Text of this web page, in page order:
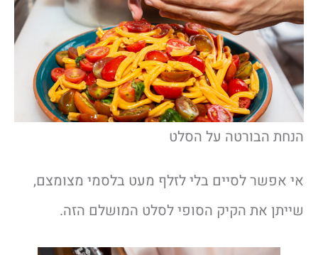
הנחת הבורטה על הסלט
אי אפשר לסיים בלי לזלף מעט בלסמי מצומצם,
שייתן את הקיק הסופי לסלט המושלם הזה.